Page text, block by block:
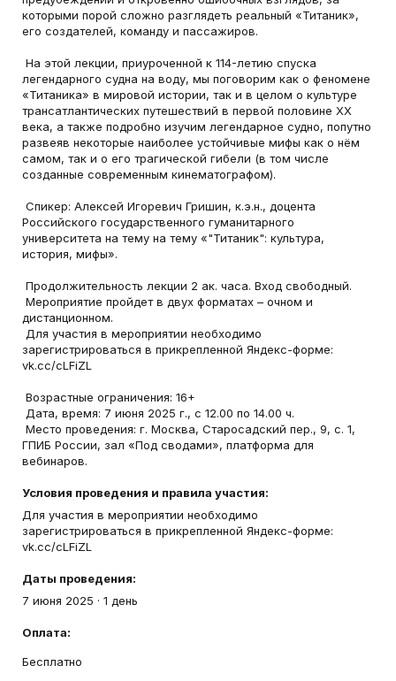
которыми порой сложно разглядеть реальный «Титаник»,
его создателей, команду и пассажиров.
На этой лекции, приуроченной к 114-летию спуска
легендарного судна на воду, мы поговорим как о феномене
«Титаника» в мировой истории, так и в целом о культуре
трансатлантических путешествий в первой половине XX
века, а также подробно изучим легендарное судно, попутно
развеяв некоторые наиболее устойчивые мифы как о нём
самом, так и о его трагической гибели (в том числе
созданные современным кинематографом).
Спикер: Алексей Игоревич Гришин, к.э.н., доцента
Российского государственного гуманитарного
университета на тему на тему «"Титаник": культура,
история, мифы».
Продолжительность лекции 2 ак. часа. Вход свободный.
Мероприятие пройдет в двух форматах – очном и
дистанционном.
Для участия в мероприятии необходимо
зарегистрироваться в прикрепленной Яндекс-форме:
vk.cc/cLFiZL
Возрастные ограничения: 16+
Дата, время: 7 июня 2025 г., с 12.00 по 14.00 ч.
Место проведения: г. Москва, Старосадский пер., 9, с. 1,
ГПИБ России, зал «Под сводами», платформа для
вебинаров.
Условия проведения и правила участия:
Для участия в мероприятии необходимо
зарегистрироваться в прикрепленной Яндекс-форме:
vk.cc/cLFiZL
Даты проведения:
7 июня 2025 · 1 день
Оплата:
Бесплатно